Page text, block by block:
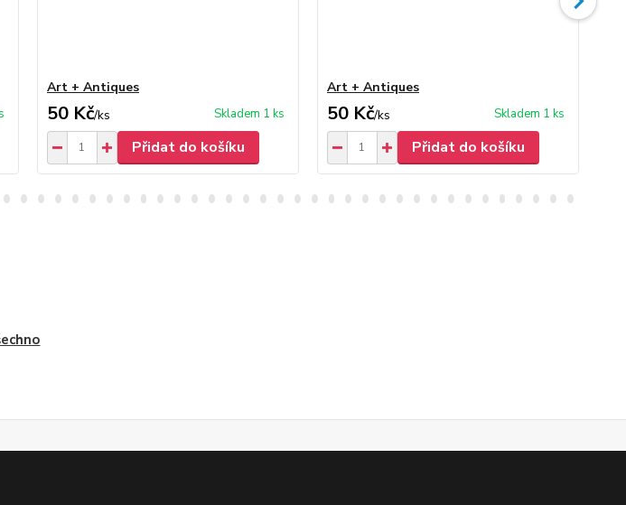
Art + Antiques
50 Kč/ks Skladem 1 ks
Přidat do košíku
Art + Antiques
50 Kč/ks Skladem 1 ks
Přidat do košíku